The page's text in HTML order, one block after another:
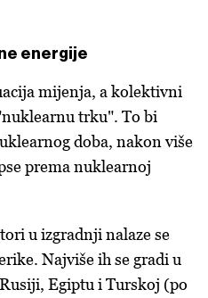
energije
mijenja, a kolektivni
trku". To bi
doba, nakon više
prema nuklearnoj
u izgradnji nalaze se
Najviše ih se gradi u
Egiptu i Turskoj (po